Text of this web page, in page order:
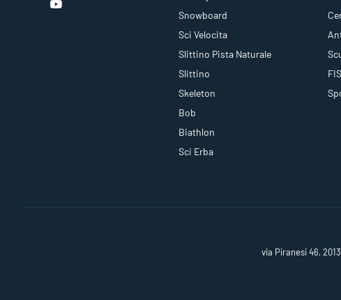
Snowboard
Sci Velocita
Slittino Pista Naturale
Slittino
Skeleton
Bob
Biathlon
Sci Erba
via Piranesi 46,